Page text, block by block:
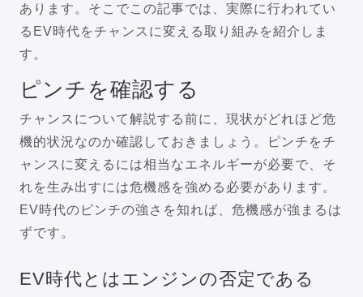
あります。そこでこの記事では、実際に行われてい
るEV時代をチャンスに変える取り組みを紹介しま
す。
ピンチを確認する
チャンスについて解説する前に、現状がどれほど危
機的状況なのか確認しておきましょう。ピンチをチ
ャンスに変えるには相当なエネルギーが必要で、そ
れを生み出すには危機感を強める必要があります。
EV時代のピンチの強さを知れば、危機感が強まるは
ずです。
EV時代とはエンジンの否定である